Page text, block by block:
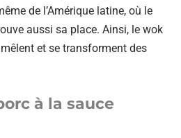
de l’Amérique latine, où le
aussi sa place. Ainsi, le wok
et se transforment des
à la sauce